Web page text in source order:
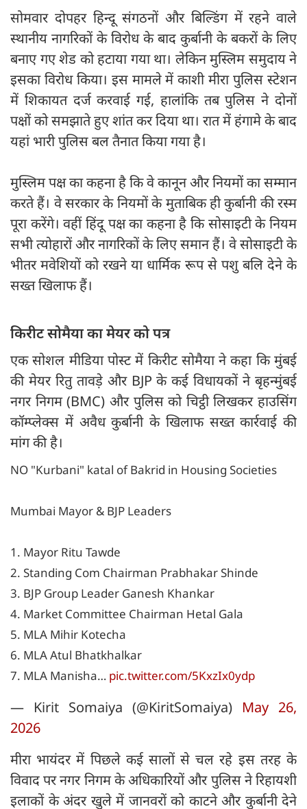
सोमवार दोपहर हिन्दू संगठनों और बिल्डिंग में रहने वाले
स्थानीय नागरिकों के विरोध के बाद कुर्बानी के बकरों के लिए
बनाए गए शेड को हटाया गया था। लेकिन मुस्लिम समुदाय ने
इसका विरोध किया। इस मामले में काशी मीरा पुलिस स्टेशन
में शिकायत दर्ज करवाई गई, हालांकि तब पुलिस ने दोनों
पक्षों को समझाते हुए शांत कर दिया था। रात में हंगामे के बाद
यहां भारी पुलिस बल तैनात किया गया है।
मुस्लिम पक्ष का कहना है कि वे कानून और नियमों का सम्मान
करते हैं। वे सरकार के नियमों के मुताबिक ही कुर्बानी की रस्म
पूरा करेंगे। वहीं हिंदू पक्ष का कहना है कि सोसाइटी के नियम
सभी त्योहारों और नागरिकों के लिए समान हैं। वे सोसाइटी के
भीतर मवेशियों को रखने या धार्मिक रूप से पशु बलि देने के
सख्त खिलाफ हैं।
किरीट सोमैया का मेयर को पत्र
एक सोशल मीडिया पोस्ट में किरीट सोमैया ने कहा कि मुंबई
की मेयर रितु तावड़े और BJP के कई विधायकों ने बृहन्मुंबई
नगर निगम (BMC) और पुलिस को चिट्ठी लिखकर हाउसिंग
कॉम्प्लेक्स में अवैध कुर्बानी के खिलाफ सख्त कार्रवाई की
मांग की है।
NO "Kurbani" katal of Bakrid in Housing Societies
Mumbai Mayor & BJP Leaders
1. Mayor Ritu Tawde
2. Standing Com Chairman Prabhakar Shinde
3. BJP Group Leader Ganesh Khankar
4. Market Committee Chairman Hetal Gala
5. MLA Mihir Kotecha
6. MLA Atul Bhatkhalkar
7. MLA Manisha… pic.twitter.com/5KxzIx0ydp
— Kirit Somaiya (@KiritSomaiya) May 26,
2026
मीरा भायंदर में पिछले कई सालों से चल रहे इस तरह के
विवाद पर नगर निगम के अधिकारियों और पुलिस ने रिहायशी
इलाकों के अंदर खुले में जानवरों को काटने और कुर्बानी देने